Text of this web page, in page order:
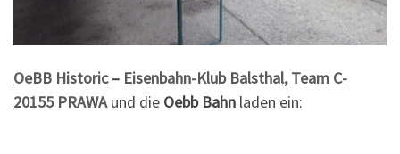
OeBB Historic– Eisenbahn-Klub Balsthal, Team C-
20155 PRAWA und die Oebb Bahn laden ein: